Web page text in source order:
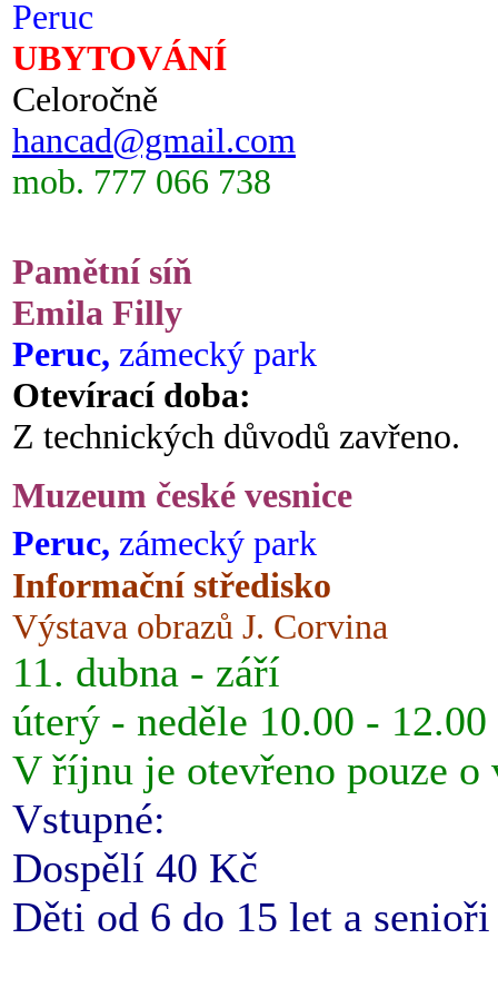
Peruc
UBYTOVÁNÍ
Celoročně
hancad@gmail.com
mob. 777 066 738
Pamětní síň
Emila Filly
Peruc, zámecký park
Otevírací doba:
Z technických důvodů zavřeno.
Muzeum české vesnice
Peruc, zámecký park
Informační středisko
Výstava obrazů J. Corvina
11. dubna - září
úterý - neděle 10.00 -
V říjnu je otevřeno pouze o
Vstupné:
Dospělí 40 Kč
Děti od 6 do 15 let a